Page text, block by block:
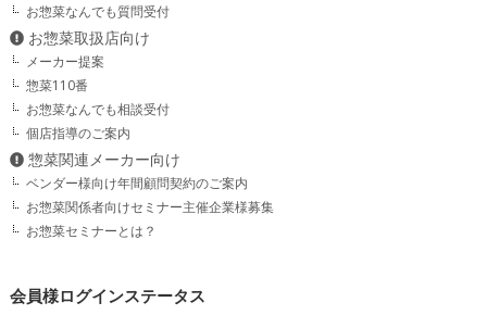
お惣菜なんでも質問受付
お惣菜取扱店向け
メーカー提案
惣菜110番
お惣菜なんでも相談受付
個店指導のご案内
惣菜関連メーカー向け
ベンダー様向け年間顧問契約のご案内
お惣菜関係者向けセミナー主催企業様募集
お惣菜セミナーとは？
会員様ログインステータス